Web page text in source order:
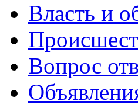
Власть и
Вопрос